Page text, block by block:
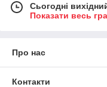
Сьогодні
Показати весь
Про нас
Контакти